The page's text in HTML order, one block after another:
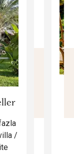
/